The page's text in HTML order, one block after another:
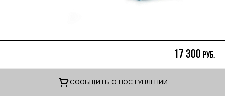
17 300 руб.
CООБЩИТЬ О ПОСТУПЛЕНИИ